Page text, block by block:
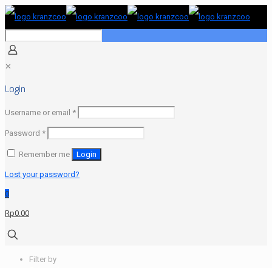
✕
Login
Username or email *Required
Password *Required
Remember me Login
Lost your password?
0
Rp0.00
Filter by